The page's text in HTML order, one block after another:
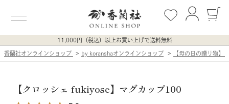
11,000円（税込）以上お買い上げで送料無料
香蘭社オンラインショップ by koranshaオンラインショップ 【母の日の贈り物】
【クロッシェ fukiyose】マグカップ100